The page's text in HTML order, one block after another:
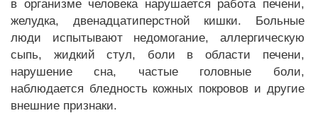
в организме человека нарушается работа печени,
желудка, двенадцатиперстной кишки. Больные
люди испытывают недомогание, аллергическую
сыпь, жидкий стул, боли в области печени,
нарушение сна, частые головные боли,
наблюдается бледность кожных покровов и другие
внешние признаки.